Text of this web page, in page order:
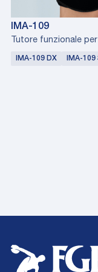
IMA-109
Tutore funzionale
IMA-109 DX IMA-109